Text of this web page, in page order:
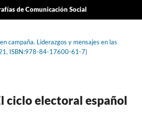
de Comunicación Social
campaña. Liderazgos y mensajes en las
ISBN:978-84-17600-61-7)
ciclo electoral español